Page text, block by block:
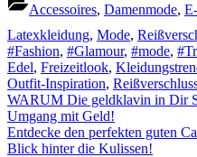
Accessoires, Damenmode,
Latexkleidung, Mode,
#Fashion, #Glamour, #mode,
Edel, Freizeitlook,
Outfit-Inspiration,
Beitragsnavigation
Previous
Post:
WARUM Die geldklavin in Dir
Umgang mit Geld!
Next
Post:
Entdecke den perfekten guten
Blick hinter die Kulissen!